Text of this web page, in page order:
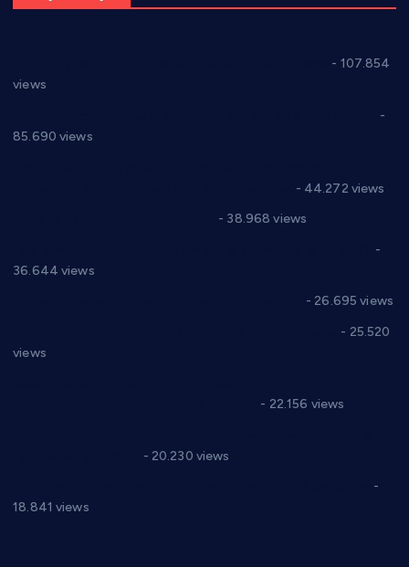
- 107.854
views
-
85.690 views
- 44.272 views
- 38.968 views
-
36.644 views
- 26.695 views
- 25.520
views
- 22.156 views
- 20.230 views
-
18.841 views